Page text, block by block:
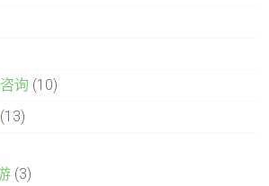
询 (10)
(13)
(3)